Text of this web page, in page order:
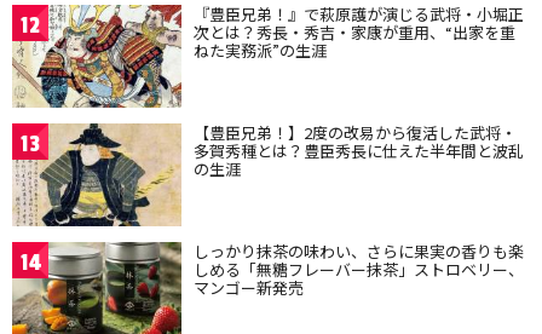
12 『豊臣兄弟！』で萩原護が演じる武将・小堀正
次とは？秀長・秀吉・家康が重用、“出家を重
ねた実務派”の生涯
13 【豊臣兄弟！】2度の改易から復活した武将・
多賀秀種とは？豊臣秀長に仕えた半年間と波乱
の生涯
14 しっかり抹茶の味わい、さらに果実の香りも楽
しめる「無糖フレーバー抹茶」ストロベリー、
マンゴー新発売